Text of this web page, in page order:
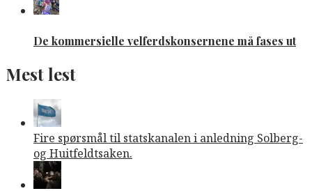
De kommersielle velferdskonsernene må fases ut
Mest lest
Fire spørsmål til statskanalen i anledning Solberg-
og Huitfeldtsaken.